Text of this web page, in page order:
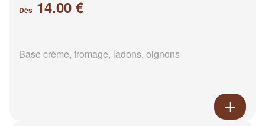
Dès 14.00 €
Base crème, fromage, ladons, oignons